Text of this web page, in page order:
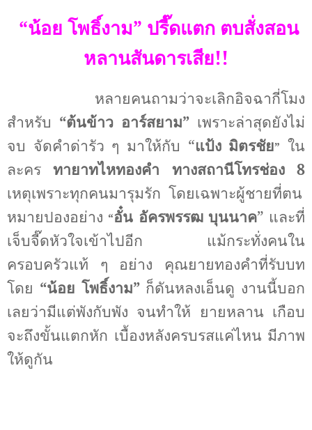
“น้อย โพธิ์งาม” ปรี๊ดแตก ตบสั่งสอน
หลานสันดารเสีย!!
หลายคนถามว่าจะเลิกอิจฉากี่โมง
สำหรับ “ต้นข้าว อาร์สยาม” เพราะล่าสุดยังไม่
จบ จัดคำด่ารัว ๆ มาให้กับ “แป้ง มิตรชัย” ใน
ละครทายาทไหทองคำ ทางสถานีโทรช่อง 8
เหตุเพราะทุกคนมารุมรัก โดยเฉพาะผู้ชายที่ตน
หมายปองอย่าง “อั๋น อัครพรรฒ บุนนาค” และที่
เจ็บจี๊ดหัวใจเข้าไปอีก แม้กระทั่งคนใน
ครอบครัวแท้ ๆ อย่าง คุณยายทองคำที่รับบท
โดย “น้อย โพธิ์งาม”ก็ดันหลงเอ็นดู งานนี้บอก
เลยว่ามีแต่พังกับพัง จนทำให้ ยายหลาน เกือบ
จะถึงขั้นแตกหัก เบื้องหลังครบรสแค่ไหน มีภาพ
ให้ดูกัน